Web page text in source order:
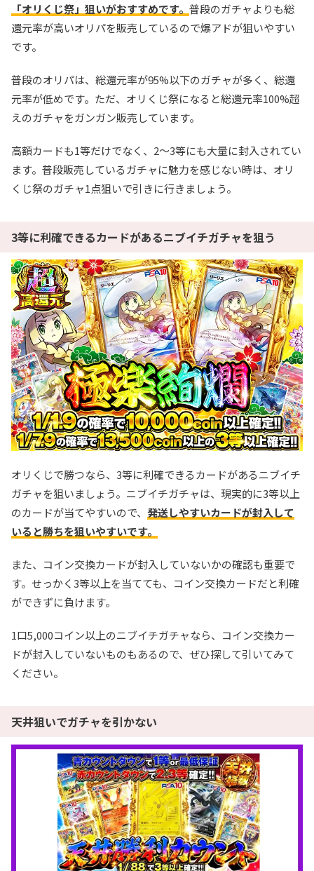
「オリくじ祭」狙いがおすすめです。 普段のガチャよりも総
還元率が高いオリパを販売しているので爆アドが狙いやすい
です。
普段のオリパは、総還元率が95%以下のガチャが多く、総還
元率が低めです。ただ、オリくじ祭になると総還元率100%超
えのガチャをガンガン販売しています。
高額カードも1等だけでなく、2～3等にも大量に封入されてい
ます。普段販売しているガチャに魅力を感じない時は、オリ
くじ祭のガチャ1点狙いで引きに行きましょう。
3等に利確できるカードがあるニブイチガチャを狙う
オリくじで勝つなら、3等に利確できるカードがあるニブイチ
ガチャを狙いましょう。ニブイチガチャは、現実的に3等以上
のカードが当てやすいので、 発送しやすいカードが封入して
いると勝ちを狙いやすいです。
また、コイン交換カードが封入していないかの確認も重要で
す。せっかく3等以上を当てても、コイン交換カードだと利確
ができずに負けます。
1口5,000コイン以上のニブイチガチャなら、コイン交換カー
ドが封入していないものもあるので、ぜひ探して引いてみて
ください。
天井狙いでガチャを引かない